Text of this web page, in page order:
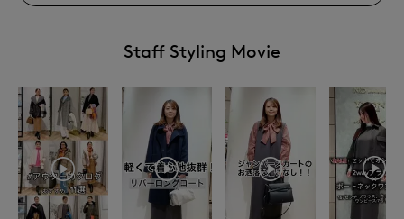
Staff Styling Movie